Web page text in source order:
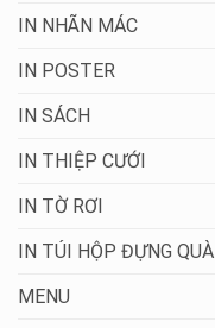
IN NHÃN MÁC
IN POSTER
IN SÁCH
IN THIỆP CƯỚI
IN TỜ RƠI
IN TÚI HỘP ĐỰNG QUÀ
MENU